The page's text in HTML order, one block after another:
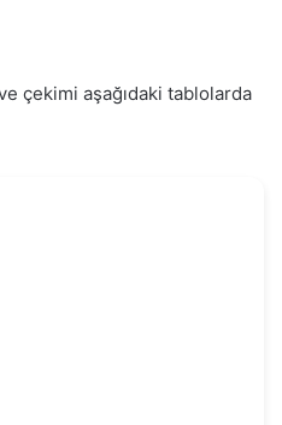
çekimi aşağıdaki tablolarda